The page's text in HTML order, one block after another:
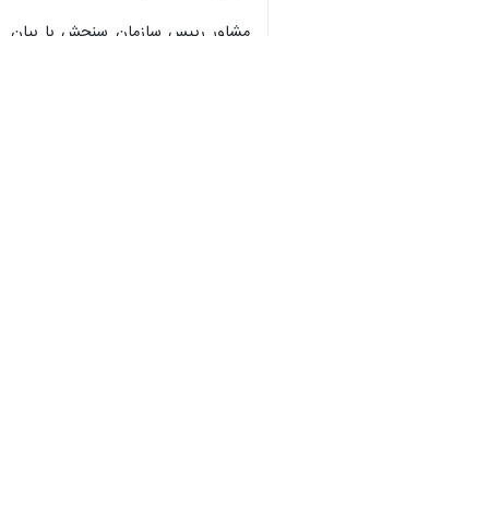
مشاور رییس سازمان سنجش با بیان